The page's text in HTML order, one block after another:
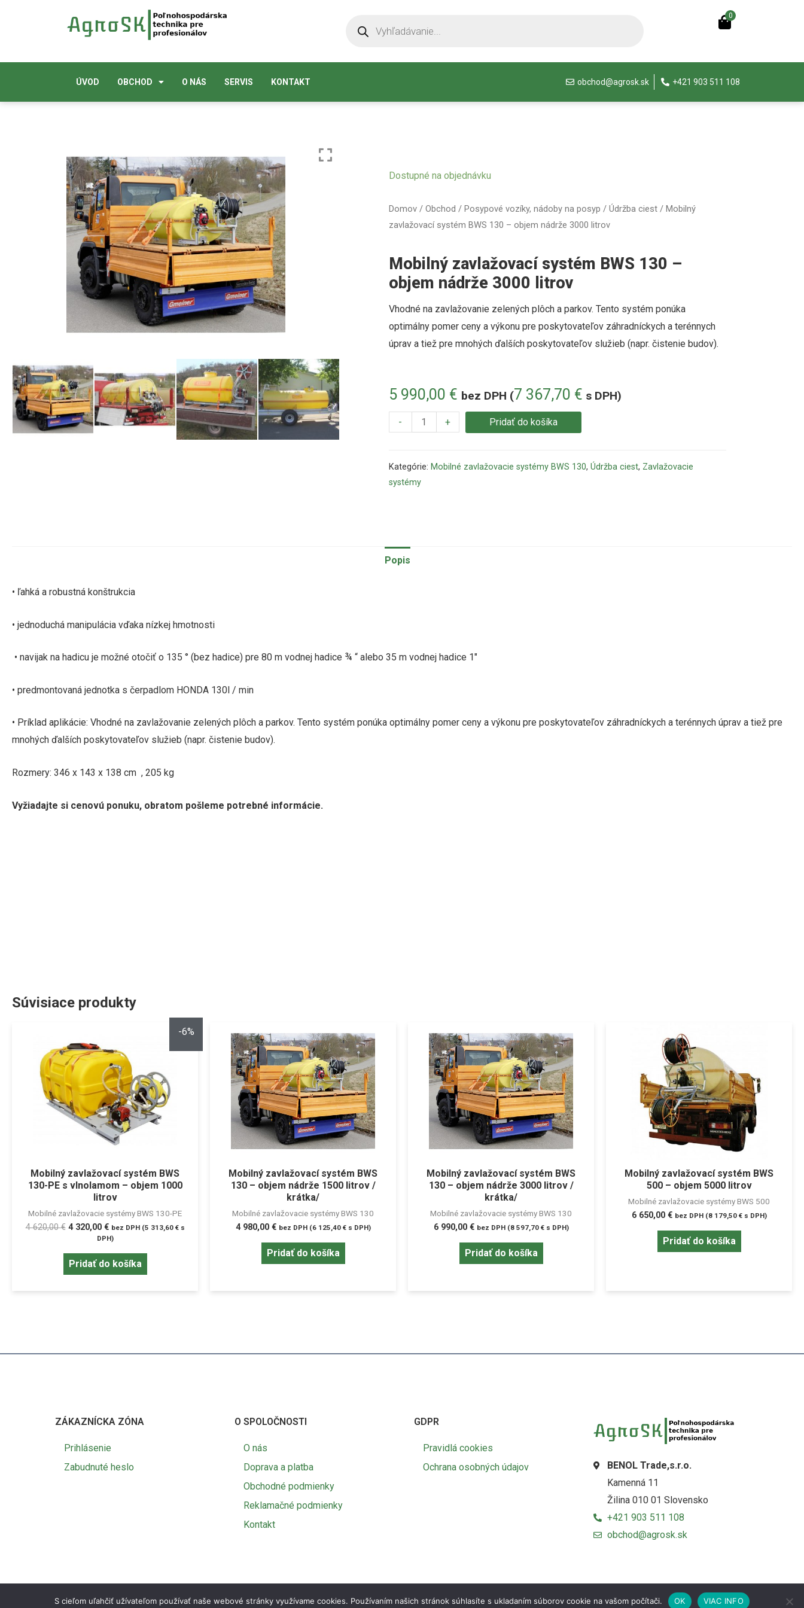
0
ÚVOD OBCHOD O NÁS SERVIS KONTAKT obchod@agrosk.sk +421 903 511 108
Domov/ Obchod / Posypové vozíky, nádoby na posyp / Údržba ciest/ Mobilný
zavlažovací systém BWS 130 – objem nádrže 3000 litrov
Mobilný zavlažovací systém BWS 130 –
objem nádrže 3000 litrov
5 990,00 € bez DPH (7 367,70 € s DPH)
Vhodné na zavlažovanie zelených plôch a parkov. Tento systém ponúka
optimálny pomer ceny a výkonu pre poskytovateľov záhradníckych a terénnych
úprav a tiež pre mnohých ďalších poskytovateľov služieb (napr. čistenie budov).
Dostupné na objednávku
- + Pridať do košíka
Kategórie: Mobilné zavlažovacie systémy BWS 130, Údržba ciest, Zavlažovacie
systémy
Popis
• ľahká a robustná konštrukcia
• jednoduchá manipulácia vďaka nízkej hmotnosti
• navijak na hadicu je možné otočiť o 135 ° (bez hadice) pre 80 m vodnej hadice ¾ “ alebo 35 m vodnej hadice 1″
• predmontovaná jednotka s čerpadlom HONDA 130l / min
• Príklad aplikácie: Vhodné na zavlažovanie zelených plôch a parkov. Tento systém ponúka optimálny pomer ceny a výkonu pre poskytovateľov záhradníckych a terénnych úprav a tiež pre
mnohých ďalších poskytovateľov služieb (napr. čistenie budov).
Rozmery: 346 x 143 x 138 cm , 205 kg
Vyžiadajte si cenovú ponuku, obratom pošleme potrebné informácie.
Súvisiace produkty
-6%
Mobilný zavlažovací systém BWS
130-PE s vlnolamom – objem 1000
litrov
Mobilné zavlažovacie systémy BWS 130-PE
4 620,00€ 4 320,00 € bez DPH (5 313,60 €s
DPH)
Pridať do košíka
Mobilný zavlažovací systém BWS
130 – objem nádrže 1500 litrov /
krátka/
Mobilné zavlažovacie systémy BWS 130
4 980,00 € bez DPH (6 125,40 €s DPH)
Pridať do košíka
Mobilný zavlažovací systém BWS
130 – objem nádrže 3000 litrov /
krátka/
Mobilné zavlažovacie systémy BWS 130
6 990,00 € bez DPH (8 597,70 €s DPH)
Pridať do košíka
Mobilný zavlažovací systém BWS
500 – objem 5000 litrov
Mobilné zavlažovacie systémy BWS 500
6 650,00 € bez DPH (8 179,50 €s DPH)
Pridať do košíka
ZÁKAZNÍCKA ZÓNA
Prihlásenie
Zabudnuté heslo
O SPOLOČNOSTI
O nás
Doprava a platba
Obchodné podmienky
Reklamačné podmienky
Kontakt
GDPR
Pravidlá cookies
Ochrana osobných údajov
BENOL Trade,s.r.o.
Kamenná 11
Žilina 010 01 Slovensko
+421 903 511 108
obchod@agrosk.sk
© 2026 Agro SK | Marketing LiteTvorba e-shopov
S cieľom uľahčiť užívateľom používať naše webové stránky využívame cookies. Používaním našich stránok súhlasíte s ukladaním súborov cookie na vašom počítači. OK VIAC INFO